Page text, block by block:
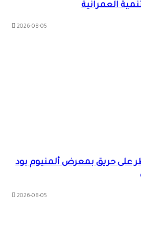
العمرانية
2026-08-05
على حريق بمعرض ألمنيوم بود
2026-08-05